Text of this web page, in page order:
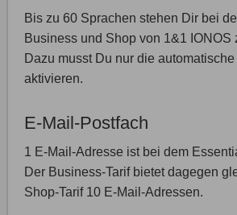
Bis zu 60 Sprachen stehen Dir bei
Business und Shop von 1&1 IONOS
Dazu musst Du nur die
aktivieren.
E-Mail-Postfach
1 E-Mail-Adresse ist bei dem
Der Business-Tarif bietet dagegen
Shop-Tarif 10 E-Mail-Adressen.